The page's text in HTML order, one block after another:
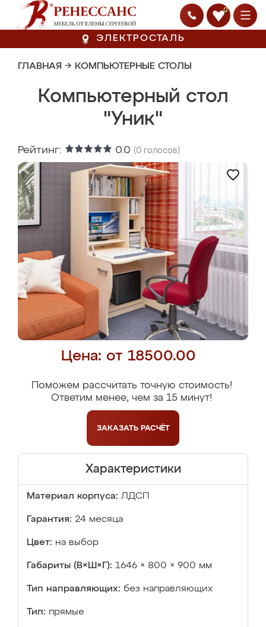
0
ЭЛЕКТРОСТАЛЬ
ГЛАВНАЯ → КОМПЬЮТЕРНЫЕ СТОЛЫ
Компьютерный стол
"Уник"
Рейтинг: 0.0 (0 голосов)
Цена: от 18500.00
Поможем рассчитать точную стоимость!
Ответим менее, чем за 15 минут!
ЗАКАЗАТЬ РАСЧЁТ
Характеристики
Материал корпуса: ЛДСП
Гарантия: 24 месяца
Цвет: на выбор
Габариты (В×Ш×Г): 1646 × 800 × 900 мм
Тип направляющих: без направляющих
Тип: прямые